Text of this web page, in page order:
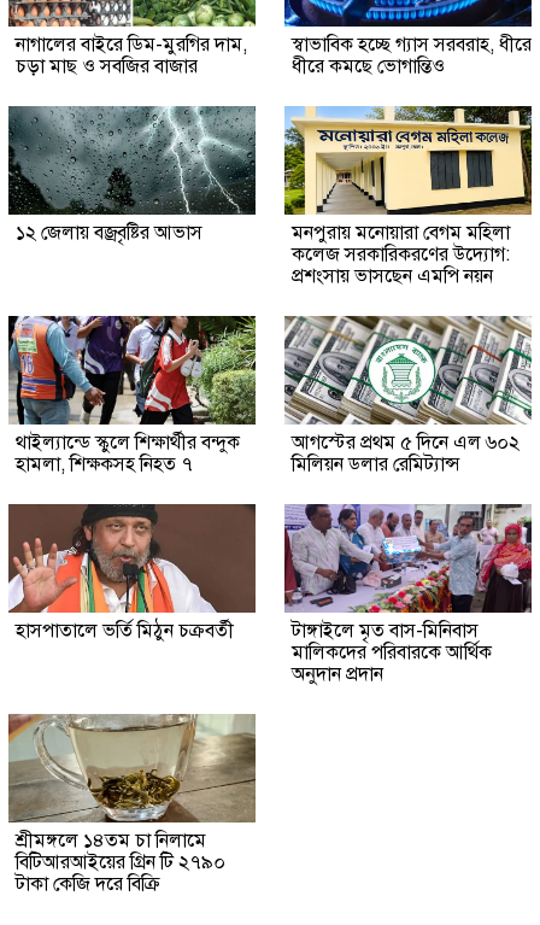
নাগালের বাইরে ডিম-মুরগির দাম,
চড়া মাছ ও সবজির বাজার
স্বাভাবিক হচ্ছে গ্যাস সরবরাহ, ধীরে
ধীরে কমছে ভোগান্তিও
১২ জেলায় বজ্রবৃষ্টির আভাস
মনপুরায় মনোয়ারা বেগম মহিলা
কলেজ সরকারিকরণের উদ্যোগ:
প্রশংসায় ভাসছেন এমপি নয়ন
থাইল্যান্ডে স্কুলে শিক্ষার্থীর বন্দুক
হামলা, শিক্ষকসহ নিহত ৭
আগস্টের প্রথম ৫ দিনে এল ৬০২
মিলিয়ন ডলার রেমিট্যান্স
হাসপাতালে ভর্তি মিঠুন চক্রবর্তী
টাঙ্গাইলে মৃত বাস-মিনিবাস
মালিকদের পরিবারকে আর্থিক
অনুদান প্রদান
শ্রীমঙ্গলে ১৪তম চা নিলামে
বিটিআরআইয়ের গ্রিন টি ২৭৯০
টাকা কেজি দরে বিক্রি